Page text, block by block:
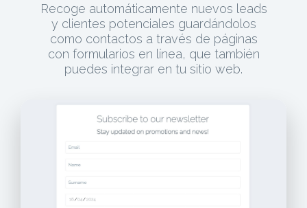
Recoge automáticamente nuevos leads
y clientes potenciales guardándolos
como contactos a través de páginas
con formularios en línea, que también
puedes integrar en tu sitio web.